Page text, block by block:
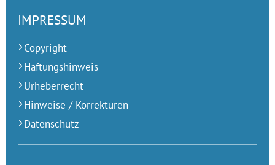
IMPRESSUM
Copyright
Haftungshinweis
Urheberrecht
Hinweise / Korrekturen
Datenschutz